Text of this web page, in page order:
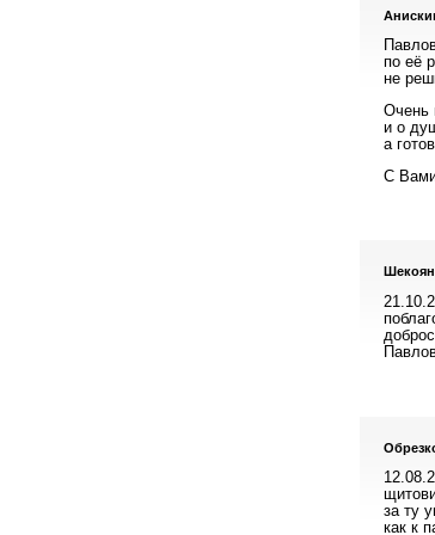
по её
не
Очень
и о
а
С
Шекоян
за ту
как к